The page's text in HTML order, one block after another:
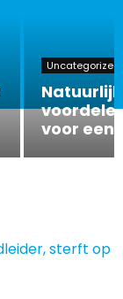
Uncategorized
voor een